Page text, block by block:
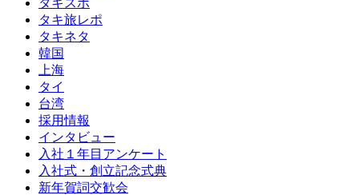
タキスポ
タキ旅レポ
タキネタ
韓国
上海
タイ
台湾
採用情報
インタビュー
入社１年目アンケート
入社式・創立記念式典
新年賀詞交歓会